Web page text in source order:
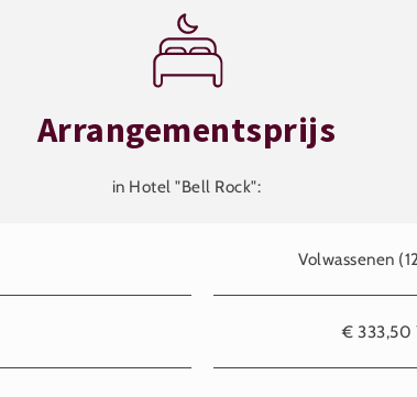
Arrangementsprijs
in Hotel "Bell Rock":
Volwassenen
€ 333,50